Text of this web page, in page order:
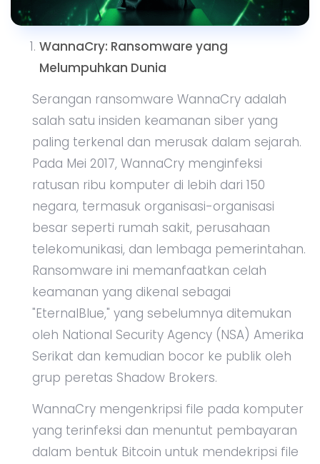
WannaCry: Ransomware yang
Melumpuhkan Dunia
Serangan ransomware WannaCry adalah
salah satu insiden keamanan siber yang
paling terkenal dan merusak dalam sejarah.
Pada Mei 2017, WannaCry menginfeksi
ratusan ribu komputer di lebih dari 150
negara, termasuk organisasi-organisasi
besar seperti rumah sakit, perusahaan
telekomunikasi, dan lembaga pemerintahan.
Ransomware ini memanfaatkan celah
keamanan yang dikenal sebagai
"EternalBlue," yang sebelumnya ditemukan
oleh National Security Agency (NSA) Amerika
Serikat dan kemudian bocor ke publik oleh
grup peretas Shadow Brokers.
WannaCry mengenkripsi file pada komputer
yang terinfeksi dan menuntut pembayaran
dalam bentuk Bitcoin untuk mendekripsi file